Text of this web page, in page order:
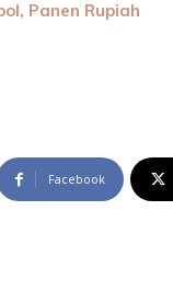
Panen Rupiah
Facebook